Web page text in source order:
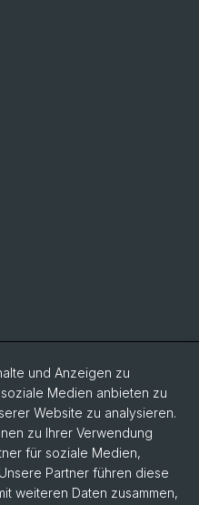
und Anzeigen zu
Medien anbieten zu
Website zu analysieren.
zu Ihrer Verwendung
für soziale Medien,
Partner führen diese
weiteren Daten zusammen,